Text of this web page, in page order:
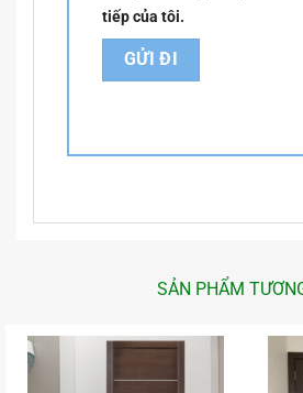
tiếp của tôi.
SẢN PHẨM